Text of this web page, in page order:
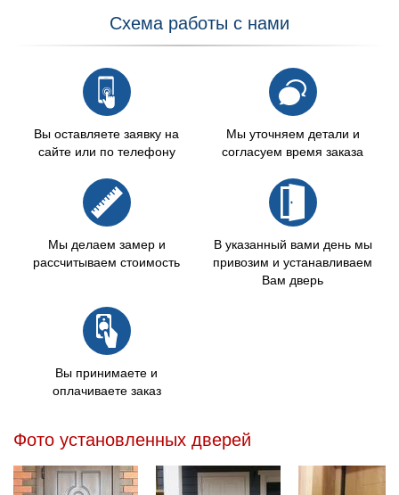
Схема работы с нами
Вы оставляете заявку на
сайте или по телефону
Мы уточняем детали и
согласуем время заказа
Мы делаем замер и
рассчитываем стоимость
В указанный вами день мы
привозим и устанавливаем
Вам дверь
Вы принимаете и
оплачиваете заказ
Фото установленных дверей